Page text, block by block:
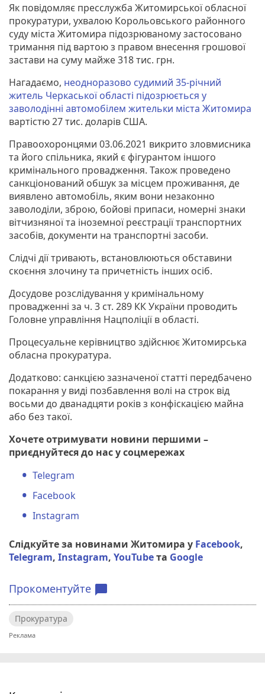
Як повідомляє пресслужба Житомирської обласної
прокуратури, ухвалою Корольовського районного
суду міста Житомира підозрюваному застосовано
тримання під вартою з правом внесення грошової
застави на суму майже 318 тис. грн.
Нагадаємо, неодноразово судимий 35-річний
житель Черкаської області підозрюється у
заволодінні автомобілем жительки міста Житомира
вартістю 27 тис. доларів США.
Правоохоронцями 03.06.2021 викрито зловмисника
та його спільника, який є фігурантом іншого
кримінального провадження. Також проведено
санкціонований обшук за місцем проживання, де
виявлено автомобіль, яким вони незаконно
заволоділи, зброю, бойові припаси, номерні знаки
вітчизняної та іноземної реєстрації транспортних
засобів, документи на транспортні засоби.
Слідчі дії тривають, встановлюються обставини
скоєння злочину та причетність інших осіб.
Досудове розслідування у кримінальному
провадженні за ч. 3 ст. 289 КК України проводить
Головне управління Нацполіції в області.
Процесуальне керівництво здійснює Житомирська
обласна прокуратура.
Додатково: санкцією зазначеної статті передбачено
покарання у виді позбавлення волі на строк від
восьми до дванадцяти років з конфіскацією майна
або без такої.
Хочете отримувати новини першими –
приєднуйтеся до нас у соцмережах
Telegram
Facebook
Instagram
Слідкуйте за новинами Житомира у Facebook,
Telegram, Instagram, YouTubeта Google
Прокоментуйте chat_bubble
Прокуратура